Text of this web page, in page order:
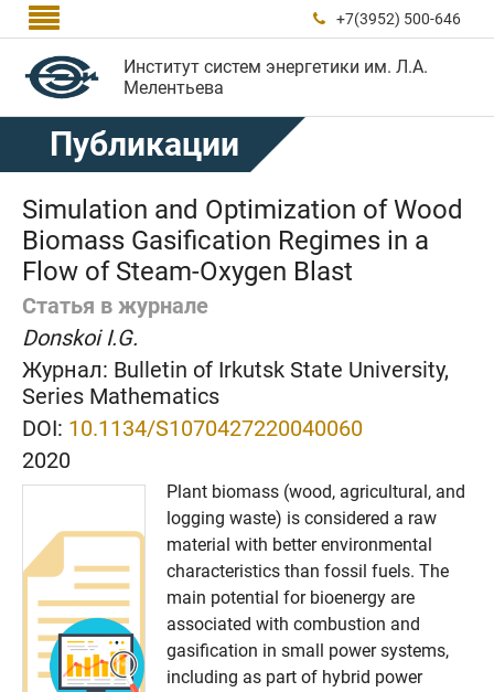
  +7(3952) 500-646
Институт систем энергетики им. Л.А.
Мелентьева
Публикации
Simulation and Optimization of Wood
Biomass Gasification Regimes in a
Flow of Steam-Oxygen Blast
Статья в журнале
Donskoi I.G.
Журнал: Bulletin of Irkutsk State University,
Series Mathematics
DOI: 10.1134/S1070427220040060
2020
Plant biomass (wood, agricultural, and
logging waste) is considered a raw
material with better environmental
characteristics than fossil fuels. The
main potential for bioenergy are
associated with combustion and
gasification in small power systems,
including as part of hybrid power